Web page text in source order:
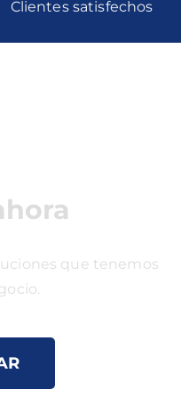
Clientes satisfechos
que tenemos